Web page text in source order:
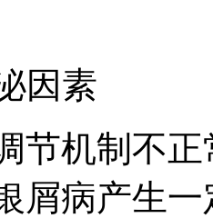
因素
节机制不
屑病产生